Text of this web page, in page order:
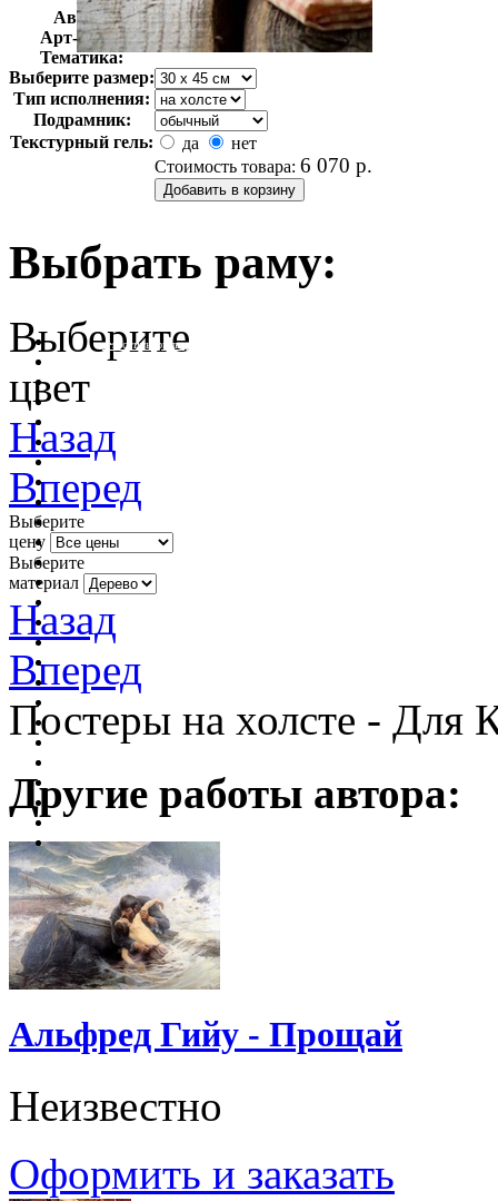
Автор:
Неизвестно
Арт-стиль
Фотография
Тематика:
Выберите размер:
Тип исполнения:
Подрамник:
Текстурный гель:
да
нет
Стоимость товара: 6 070 р.
Выбрать раму:
очистить фильтр цвета
Выберите
цвет
Назад
Вперед
Выберите
цену
Выберите
материал
Назад
Вперед
Постеры на холсте - Для
Другие работы автора:
Альфред Гийу - Прощай
Неизвестно
Оформить и заказать